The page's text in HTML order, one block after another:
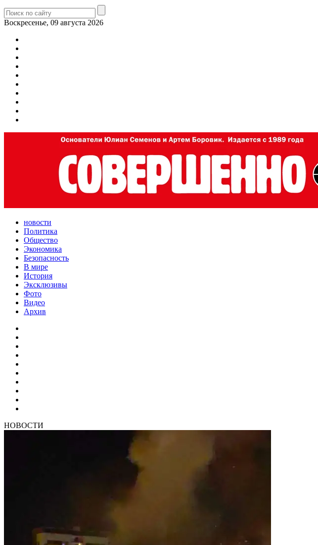
Воскресенье, 09 августа 2026
новости
Политика
Общество
Экономика
Безопасность
В мире
История
Эксклюзивы
Фото
Видео
Архив
НОВОСТИ